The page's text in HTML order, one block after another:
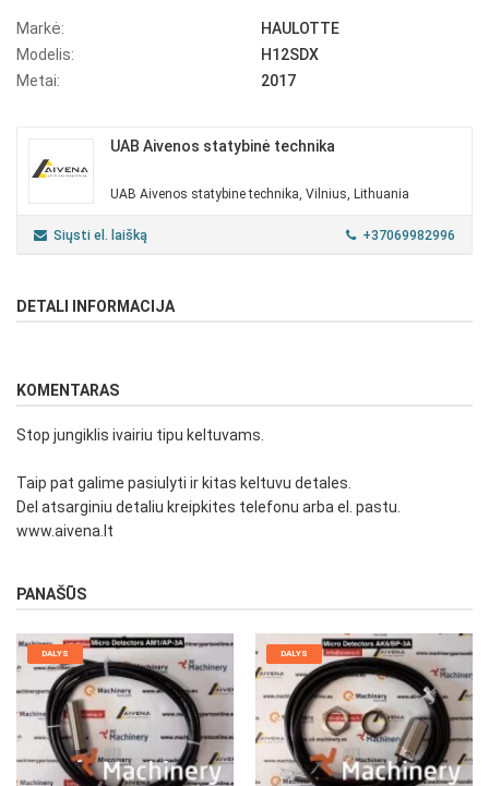
Markė:
HAULOTTE
Modelis:
H12SDX
Metai:
2017
UAB Aivenos statybinė technika
UAB Aivenos statybine technika, Vilnius, Lithuania
Siųsti el. laišką +37069982996
DETALI INFORMACIJA
KOMENTARAS
Stop jungiklis ivairiu tipu keltuvams.
Taip pat galime pasiulyti ir kitas keltuvu detales.
Del atsarginiu detaliu kreipkites telefonu arba el. pastu.
www.aivena.lt
PANAŠŪS
DALYS DALYS